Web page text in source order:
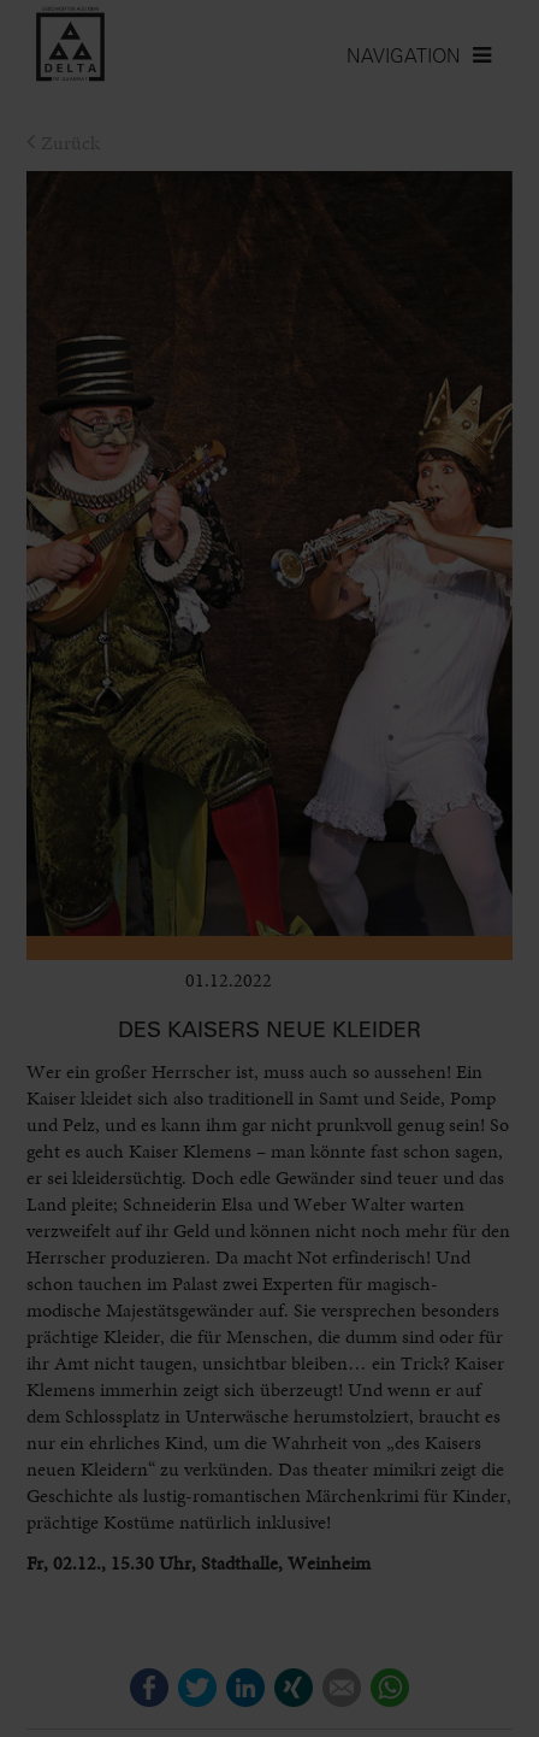
NAVIGATION
01.12.2022
DES KAISERS NEUE KLEIDER
Wer ein großer Herrscher ist, muss auch so aussehen! Ein
Kaiser kleidet sich also traditionell in Samt und Seide, Pomp
und Pelz, und es kann ihm gar nicht prunkvoll genug sein! So
geht es auch Kaiser Klemens – man könnte fast schon sagen,
er sei kleidersüchtig. Doch edle Gewänder sind teuer und das
Land pleite; Schneiderin Elsa und Weber Walter warten
verzweifelt auf ihr Geld und können nicht noch mehr für den
Herrscher produzieren. Da macht Not erfinderisch! Und
schon tauchen im Palast zwei Experten für magisch-
modische Majestätsgewänder auf. Sie versprechen besonders
prächtige Kleider, die für Menschen, die dumm sind oder für
ihr Amt nicht taugen, unsichtbar bleiben… ein Trick? Kaiser
Klemens immerhin zeigt sich überzeugt! Und wenn er auf
dem Schlossplatz in Unterwäsche herumstolziert, braucht es
nur ein ehrliches Kind, um die Wahrheit von „des Kaisers
neuen Kleidern“ zu verkünden. Das theater mimikri zeigt die
Geschichte als lustig-romantischen Märchenkrimi für Kinder,
prächtige Kostüme natürlich inklusive!
Fr, 02.12., 15.30 Uhr, Stadthalle, Weinheim
FacebookTwitterLinkedIn E-mail